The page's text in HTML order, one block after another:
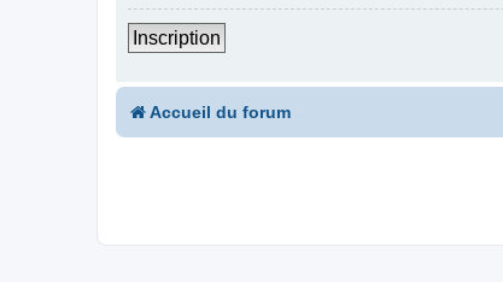
Inscription
Accueil du forum